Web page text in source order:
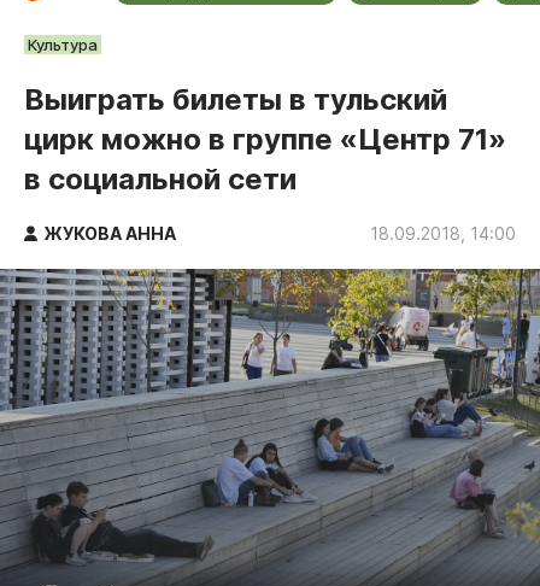
РУБРИКИ
Общество
Культура
Происшествия
Спорт
Тульский бренд
Тула предпринимательская
ДоброЦентр
Голодный шпион
Культура
Выиграть билеты в тульский
цирк можно в группе «Центр 71»
в социальной сети
ЖУКОВА АННА 18.09.2018, 14:00